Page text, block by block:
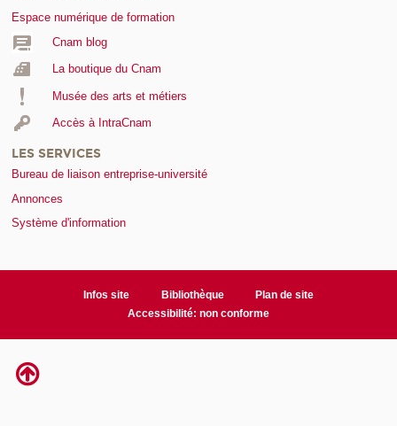
Espace numérique de formation
Cnam blog
La boutique du Cnam
Musée des arts et métiers
Accès à IntraCnam
LES SERVICES
Bureau de liaison entreprise-université
Annonces
Système d'information
Infos site Bibliothèque
Plan de site
Accessibilité: non conforme